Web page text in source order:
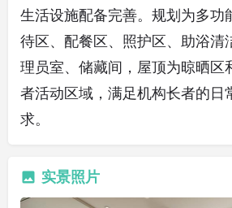
生活设施配备完善。规划为多功
待区、配餐区、照护区、助浴清
理员室、储藏间，屋顶为晾晒区
者活动区域，满足机构长者的日
求。
实景照片